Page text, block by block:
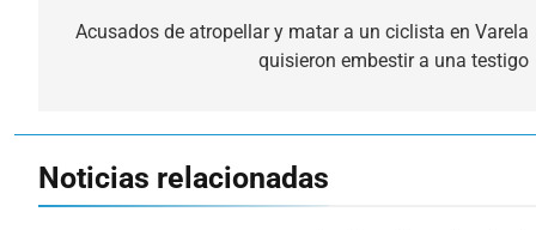
de
Acusados de atropellar y matar a un ciclista en Varela
quisieron embestir a una testigo
Noticias relacionadas